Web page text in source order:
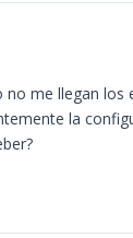
no me llegan los
la